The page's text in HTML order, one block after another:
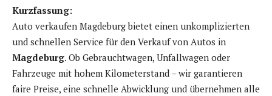
Kurzfassung:
Auto verkaufen Magdeburg bietet einen unkomplizierten
und schnellen Service für den Verkauf von Autos in
Magdeburg. Ob Gebrauchtwagen, Unfallwagen oder
Fahrzeuge mit hohem Kilometerstand – wir garantieren
faire Preise, eine schnelle Abwicklung und übernehmen alle